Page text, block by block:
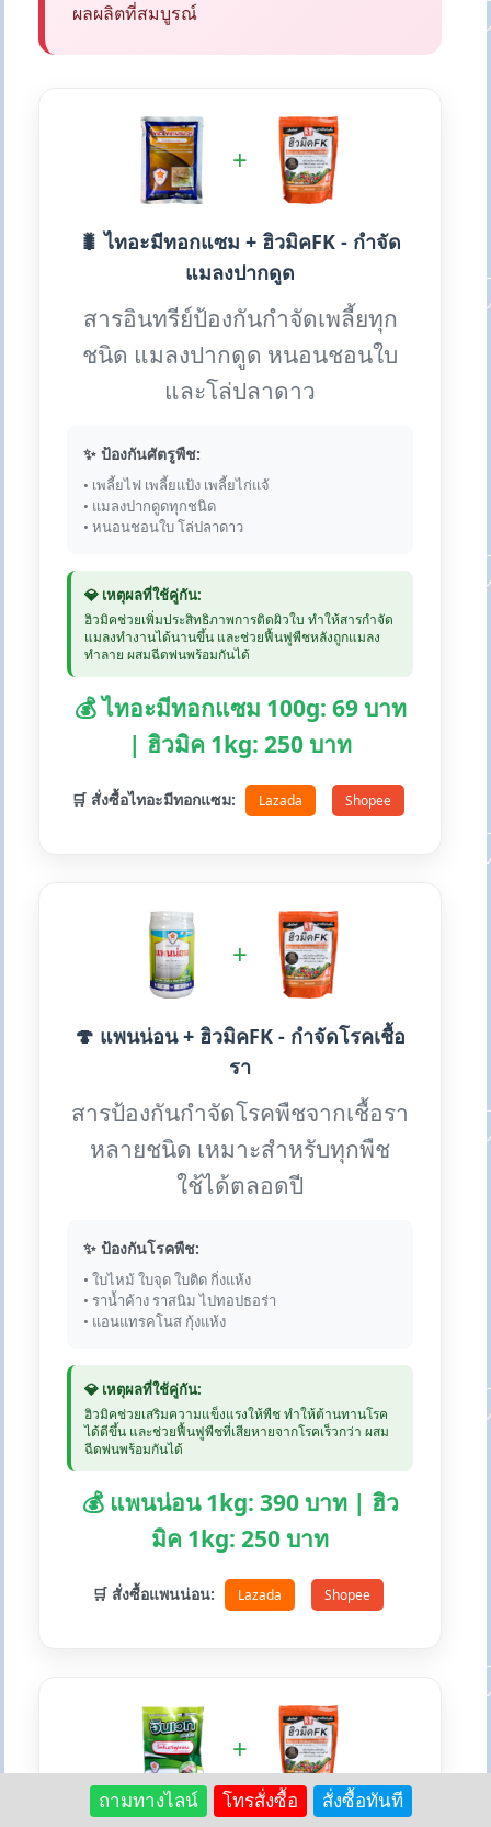
ผลผลิตที่สมบูรณ์
+
🐛 ไทอะมีทอกแซม + ฮิวมิคFK - กำจัด
แมลงปากดูด
สารอินทรีย์ป้องกันกำจัดเพลี้ยทุก
ชนิด แมลงปากดูด หนอนชอนใบ
และโล่ปลาดาว
✨ ป้องกันศัตรูพืช:
• เพลี้ยไฟ เพลี้ยแป้ง เพลี้ยไก่แจ้
• แมลงปากดูดทุกชนิด
• หนอนชอนใบ โล่ปลาดาว
💎 เหตุผลที่ใช้คู่กัน:
ฮิวมิคช่วยเพิ่มประสิทธิภาพการติดผิวใบ ทำให้สารกำจัด
แมลงทำงานได้นานขึ้น และช่วยฟื้นฟูพืชหลังถูกแมลง
ทำลาย ผสมฉีดพ่นพร้อมกันได้
💰 ไทอะมีทอกแซม 100g: 69 บาท
| ฮิวมิค 1kg: 250 บาท
🛒 สั่งซื้อไทอะมีทอกแซม: Lazada Shopee
+
🍄 แพนน่อน + ฮิวมิคFK - กำจัดโรคเชื้อ
รา
สารป้องกันกำจัดโรคพืชจากเชื้อรา
หลายชนิด เหมาะสำหรับทุกพืช
ใช้ได้ตลอดปี
✨ ป้องกันโรคพืช:
• ใบไหม้ ใบจุด ใบติด กิ่งแห้ง
• ราน้ำค้าง ราสนิม ไปทอปธอร่า
• แอนแทรคโนส กุ้งแห้ง
💎 เหตุผลที่ใช้คู่กัน:
ฮิวมิคช่วยเสริมความแข็งแรงให้พืช ทำให้ต้านทานโรค
ได้ดีขึ้น และช่วยฟื้นฟูพืชที่เสียหายจากโรคเร็วกว่า ผสม
ฉีดพ่นพร้อมกันได้
💰 แพนน่อน 1kg: 390 บาท | ฮิว
มิค 1kg: 250 บาท
🛒 สั่งซื้อแพนน่อน: Lazada Shopee
+
ถามทางไลน์ โทรสั่งซื้อ สั่งซื้อทันที